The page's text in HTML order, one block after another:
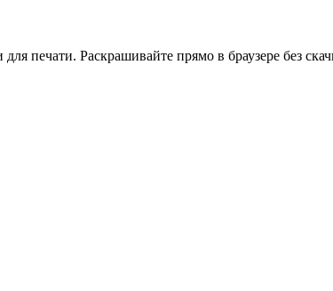
печати. Раскрашивайте прямо в браузере без